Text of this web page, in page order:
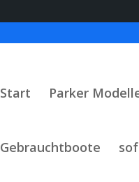
Start Parker
Gebrauchtboote